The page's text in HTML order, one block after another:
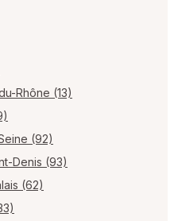
Rhône (13)
(92)
Denis (93)
(62)